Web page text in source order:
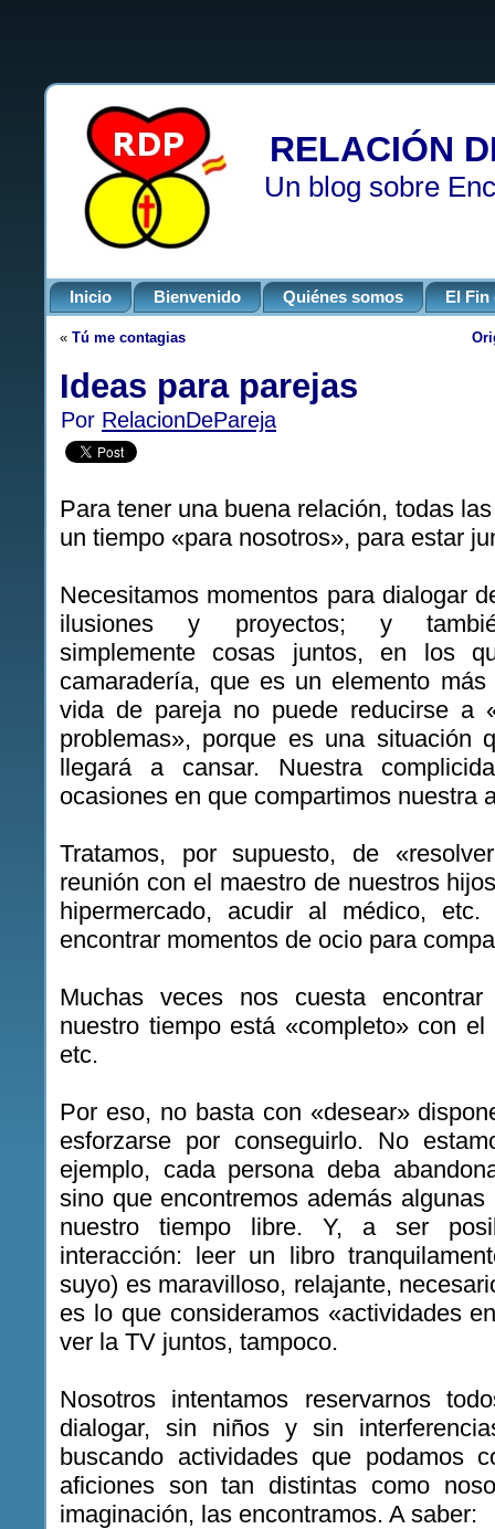
RELACIÓN
Un blog sobre
Inicio Bienvenido Quiénes somos El Fin
« Tú me contagias
Ideas para parejas
Por RelacionDePareja
Para tener una buena relación, todas
un tiempo «para nosotros», para estar
Necesitamos momentos para dialogar
ilusiones y proyectos; y
simplemente cosas juntos, en los
camaradería, que es un elemento
vida de pareja no puede reducirse a
problemas», porque es una situación
llegará a cansar. Nuestra
ocasiones en que compartimos nuestra
Tratamos, por supuesto, de
reunión con el maestro de nuestros
hipermercado, acudir al médico,
encontrar momentos de ocio para
Muchas veces nos cuesta
nuestro tiempo está «completo» con
etc.
Por eso, no basta con «desear»
esforzarse por conseguirlo. No
ejemplo, cada persona deba
sino que encontremos además
nuestro tiempo libre. Y, a ser
interacción: leer un libro
suyo) es maravilloso, relajante,
es lo que consideramos «actividades
ver la TV juntos, tampoco.
Nosotros intentamos reservarnos
dialogar, sin niños y sin
buscando actividades que podamos
aficiones son tan distintas como
imaginación, las encontramos. A saber: